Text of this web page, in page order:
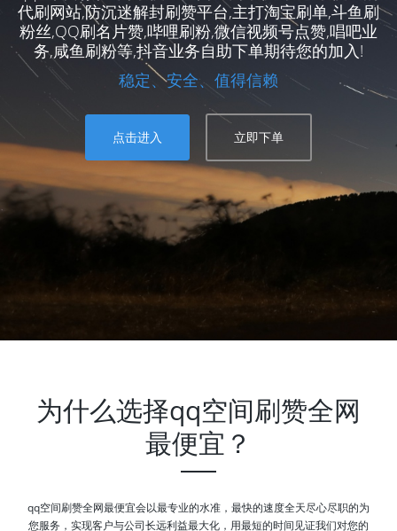
代刷网站,防沉迷解封刷赞平台,主打淘宝刷单,斗鱼刷
粉丝,QQ刷名片赞,哔哩刷粉,微信视频号点赞,唱吧业
务,咸鱼刷粉等,抖音业务自助下单期待您的加入!
稳定、安全、值得信赖
点击进入 立即下单
为什么选择qq空间刷赞全网
最便宜？
qq空间刷赞全网最便宜会以最专业的水准，最快的速度全天尽心尽职的为
您服务，实现客户与公司长远利益最大化，用最短的时间见证我们对您的